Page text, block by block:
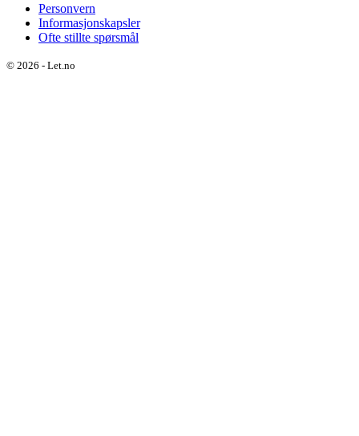
Personvern
Informasjonskapsler
Ofte stillte spørsmål
© 2026 - Let.no